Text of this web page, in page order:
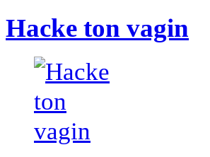
Hacke ton vagin